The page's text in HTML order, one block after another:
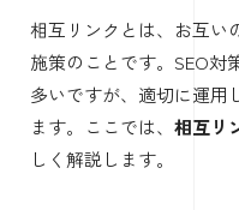
相互リンクとは、お互い
施策のことです。SEO対
多いですが、適切に運用
ます。ここでは、 相互リ
しく解説します。